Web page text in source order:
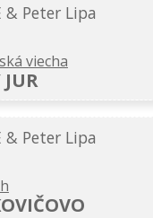
& Peter Lipa
viecha
JUR
& Peter Lipa